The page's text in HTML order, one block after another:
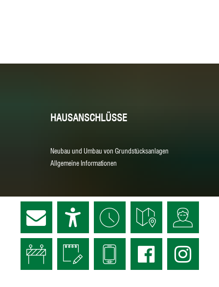
HAUSANSCHLÜSSE
Neubau und Umbau von Grundstücksanlagen
Allgemeine Informationen